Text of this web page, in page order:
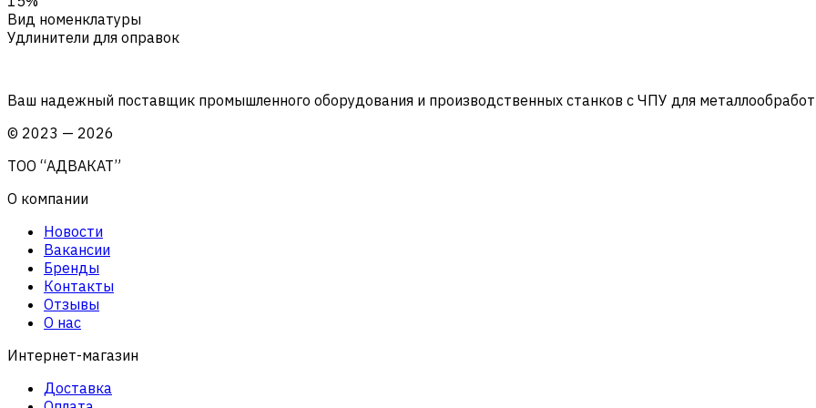
Вид номенклатуры
Удлинители для оправок
Ваш надежный поставщик промышленного оборудования и производственных станков с ЧПУ для
© 2023 — 2026
ТОО “АДВАКАТ”
О компании
Новости
Вакансии
Бренды
Контакты
Отзывы
О нас
Интернет-магазин
Доставка